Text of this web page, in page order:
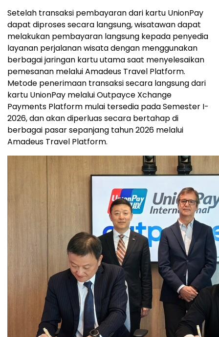
Setelah transaksi pembayaran dari kartu UnionPay
dapat diproses secara langsung, wisatawan dapat
melakukan pembayaran langsung kepada penyedia
layanan perjalanan wisata dengan menggunakan
berbagai jaringan kartu utama saat menyelesaikan
pemesanan melalui Amadeus Travel Platform.
Metode penerimaan transaksi secara langsung dari
kartu UnionPay melalui Outpayce Xchange
Payments Platform mulai tersedia pada Semester I-
2026, dan akan diperluas secara bertahap di
berbagai pasar sepanjang tahun 2026 melalui
Amadeus Travel Platform.